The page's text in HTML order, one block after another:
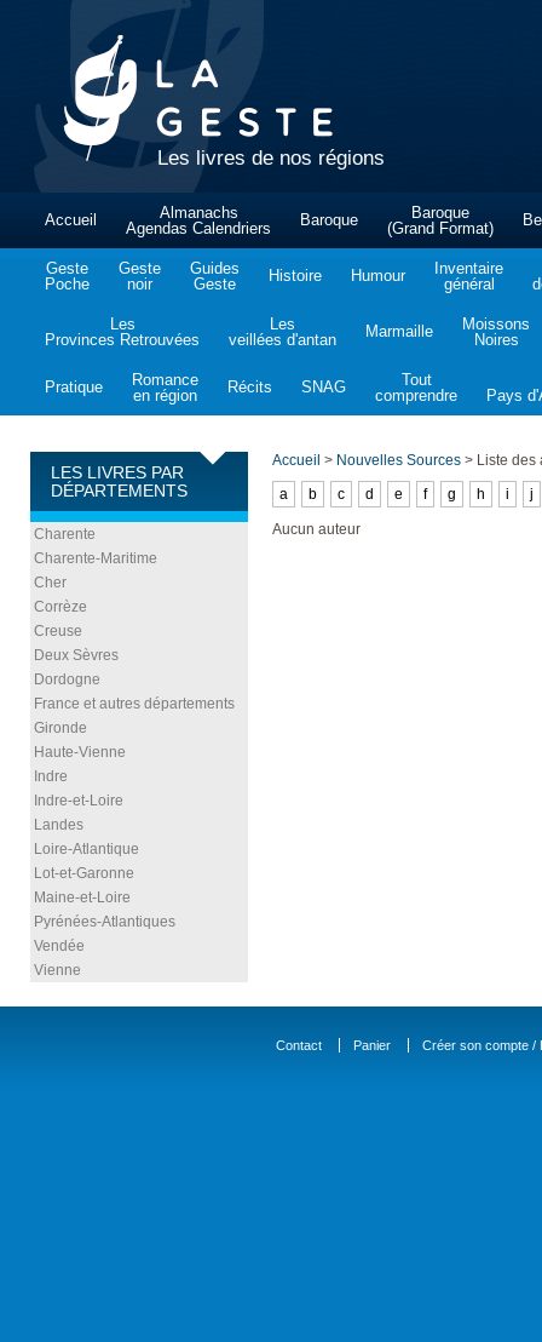
Les livres de nos régions
Accueil
Almanachs
Agendas Calendriers
Baroque
Baroque
(Grand Format)
Geste
Poche
Geste
noir
Guides
Geste
Histoire Humour
Inventaire
général
Les
Provinces Retrouvées
Les
veillées d'antan
Marmaille
Moissons
Noires
Pratique
Romance
en région
Récits SNAG
Tout
comprendre
Pays
LES LIVRES PAR
DÉPARTEMENTS
Charente
Charente-Maritime
Cher
Corrèze
Creuse
Deux Sèvres
Dordogne
France et autres départements
Gironde
Haute-Vienne
Indre
Indre-et-Loire
Landes
Loire-Atlantique
Lot-et-Garonne
Maine-et-Loire
Pyrénées-Atlantiques
Vendée
Vienne
Accueil > Nouvelles Sources > Liste des
a
b c d e f g h i j
Aucun auteur
Contact Panier Créer son compte /